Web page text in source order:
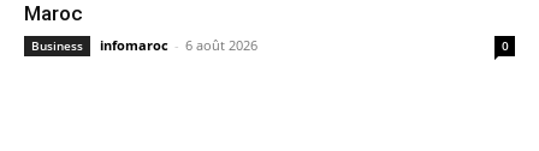
Maroc
Business infomaroc - 6 août 2026 0